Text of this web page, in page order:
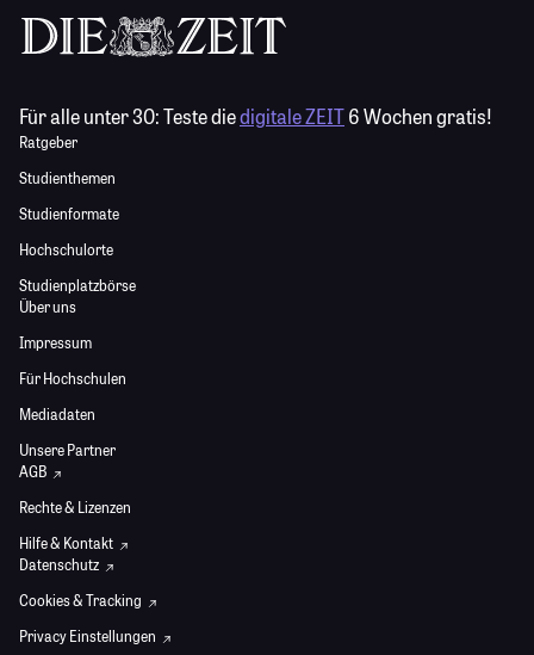
Für alle unter 30:Teste diedigitale ZEIT6 Wochen gratis!
Ratgeber
Studienthemen
Studienformate
Hochschulorte
Studienplatzbörse
Über uns
Impressum
Für Hochschulen
Mediadaten
Unsere Partner
AGB
Rechte & Lizenzen
Hilfe & Kontakt
Datenschutz
Cookies & Tracking
Privacy Einstellungen